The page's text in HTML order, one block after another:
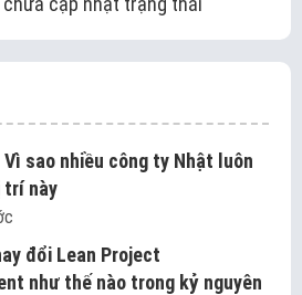
Vì sao nhiều công ty Nhật luôn
trí này
đổi Lean Project
như thế nào trong kỷ nguyên